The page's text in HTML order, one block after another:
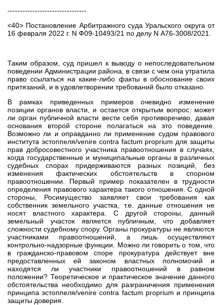
--------------------------------
<40> Постановление Арбитражного суда Уральского округа от
16 февраля 2022 г. N Ф09-10493/21 по делу N А76-3008/2021.
Таким образом, суд пришел к выводу о непоследовательном
поведении Администрации района, в связи с чем она утратила
право ссылаться на какие-либо факты в обоснование своих
притязаний, и в удовлетворении требований было отказано.
В рамках приведенных примеров очевидно изменение
позиции органов власти, и остается открытым вопрос: может
ли орган публичной власти вести себя противоречиво, давая
основания второй стороне полагаться на это поведение.
Возможно ли и оправданно ли применение судом правового
института эстоппеля/venire contra factum proprium для защиты
прав добросовестного участника правоотношения в случаях,
когда государственные и муниципальные органы в различных
судебных спорах придерживаются разных позиций, без
изменения фактических обстоятельств в спорном
правоотношении. Первый пример показателен в трудности
определения правового характера такого отношения. С одной
стороны, Росимущество заявляет свои требования как
собственник земельного участка, т.е. данные отношения не
носят властного характера. С другой стороны, данный
земельный участок является публичным, что добавляет
сложности судебному спору. Органы прокуратуры не являются
участниками правоотношений, а лишь осуществляют
контрольно-надзорные функции. Можно ли говорить о том, что
в гражданско-правовом споре прокуратура действует вне
предоставленных ей законом властных полномочий и
находятся ли участники правоотношений в равном
положении? Теоретическое и практическое значение данного
обстоятельства необходимо для разграничения применения
принципа эстоппеля/venire contra factum proprium и принципа
защиты доверия.